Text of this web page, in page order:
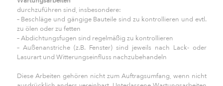
durchzuführen sind, insbesondere:
– Beschläge und gängige Bauteile sind zu kontrollieren und evtl.
zu ölen oder zu fetten
– Abdichtungsfugen sind regelmäßig zu kontrollieren
– Außenanstriche (z.B. Fenster) sind jeweils nach Lack- oder
Lasurart und Witterungseinfluss nachzubehandeln
Diese Arbeiten gehören nicht zum Auftragsumfang, wenn nicht